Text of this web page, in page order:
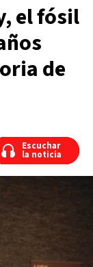
el fósil
de
Escuchar
la noticia
Escuchar
la noticia